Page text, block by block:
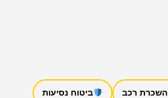
השכרת רכב ביטוח נסיעות